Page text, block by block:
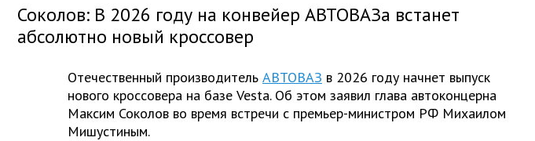
Соколов: В 2026 году на конвейер АВТОВАЗа встанет
абсолютно новый кроссовер
Отечественный производитель АВТОВАЗ в 2026 году начнет выпуск
нового кроссовера на базе Vesta. Об этом заявил глава автоконцерна
Максим Соколов во время встречи с премьер-министром РФ Михаилом
Мишустиным.